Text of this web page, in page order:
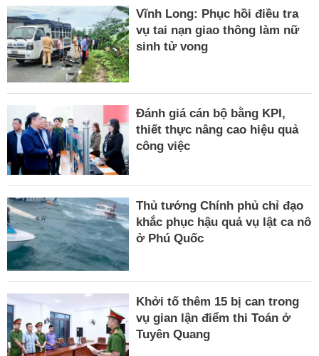
Vĩnh Long: Phục hồi điều tra
vụ tai nạn giao thông làm nữ
sinh tử vong
Đánh giá cán bộ bằng KPI,
thiết thực nâng cao hiệu quả
công việc
Thủ tướng Chính phủ chỉ đạo
khắc phục hậu quả vụ lật ca nô
ở Phú Quốc
Khởi tố thêm 15 bị can trong
vụ gian lận điểm thi Toán ở
Tuyên Quang